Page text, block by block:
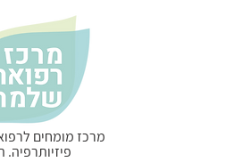
מרכז מומחים
פיזיותרפיה.